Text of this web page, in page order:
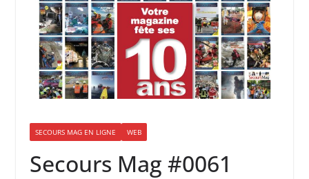
SECOURS MAG EN LIGNE WEB
Secours Mag #0061